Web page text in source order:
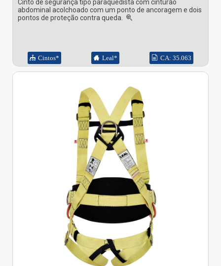
Cinto de segurança tipo paraquedista com cinturão
abdominal acolchoado com um ponto de ancoragem e dois
pontos de proteção contra queda.
Cintos* Leal* CA: 35.063